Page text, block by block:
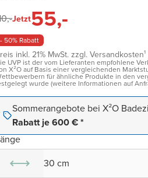
Jetzt55,-
- 50% Rabatt
inkl. 21% MwSt. zzgl. Versandkosten¹
UVP ist der vom Lieferanten empfohlene
X²O auf Basis einer vergleichenden
für ähnliche Produkte in den
wurde (weitere Informationen auf
Sommerangebote bei X²O
Rabatt je 600 € *
30 cm